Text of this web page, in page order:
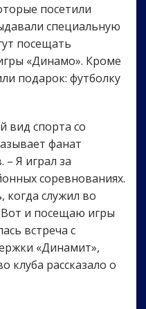
посетили
специальную
посещать
«Динамо». Кроме
подарок: футболку
вид спорта со
фанат
Я играл за
соревнованиях.
когда служил во
и посещаю игры
встреча с
«Динамит»,
клуба рассказало о